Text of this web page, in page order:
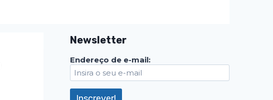
Newsletter
Endereço de e-mail: